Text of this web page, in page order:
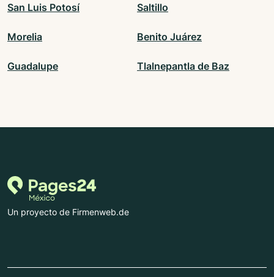
San Luis Potosí Saltillo
Morelia Benito Juárez
Guadalupe Tlalnepantla de Baz
Un proyecto de Firmenweb.de